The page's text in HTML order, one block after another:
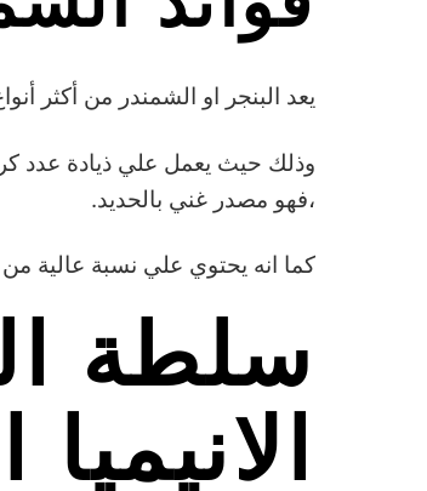
يعد البنجر او الشمندر من أكثر
وذلك حيث يعمل علي ذيادة عدد
،فهو مصدر غني بالحديد.
كما انه يحتوي علي نسبة عالية
سلطة